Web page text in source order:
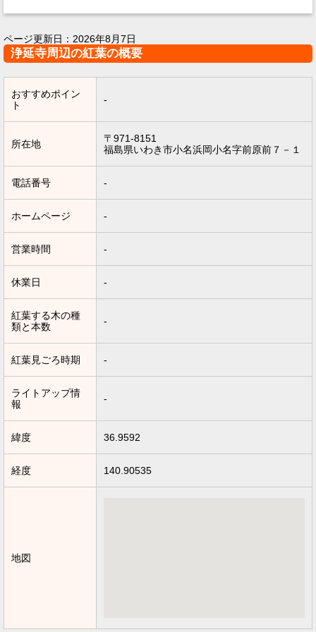
ページ更新日： 2026年8月7日
浄延寺周辺の紅葉の概要
おすすめポイン
ト
-
所在地
〒971-8151
福島県いわき市小名浜岡小名字前原前７－１
電話番号 -
ホームページ -
営業時間 -
休業日 -
紅葉する木の種
類と本数
-
紅葉見ごろ時期 -
ライトアップ情
報
-
緯度 36.9592
経度 140.90535
地図